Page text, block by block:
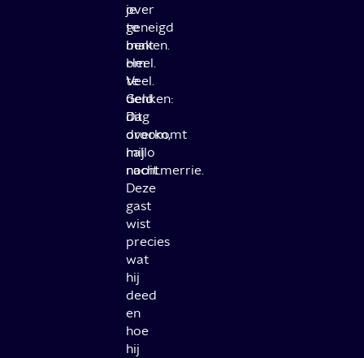
over
te
maken.
Heel.
Veel.
Geld.
Dag
droom,
hallo
nachtmerrie.
je
geneigd
bent
om
te
denken:
dit
overkomt
mij
nooit.
Deze
gast
wist
precies
wat
hij
deed
en
hoe
hij